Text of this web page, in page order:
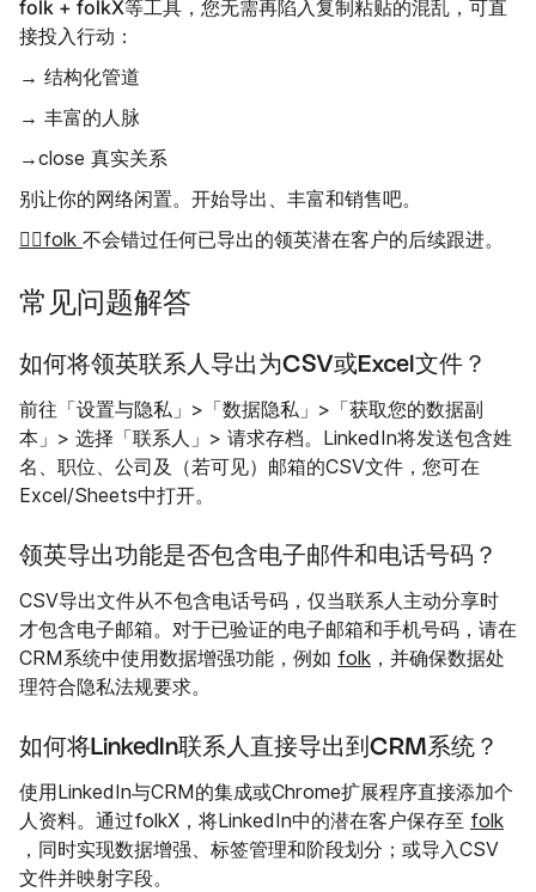
folk + folkX等工具，您无需再陷入复制粘贴的混乱，可直
接投入行动：
→ 结构化管道
→ 丰富的人脉
→close 真实关系
别让你的网络闲置。开始导出、丰富和销售吧。
👉🏼folk 不会错过任何已导出的领英潜在客户的后续跟进。
常见问题解答
如何将领英联系人导出为CSV或Excel文件？
前往「设置与隐私」>「数据隐私」>「获取您的数据副
本」> 选择「联系人」> 请求存档。LinkedIn将发送包含姓
名、职位、公司及（若可见）邮箱的CSV文件，您可在
Excel/Sheets中打开。
领英导出功能是否包含电子邮件和电话号码？
CSV导出文件从不包含电话号码，仅当联系人主动分享时
才包含电子邮箱。对于已验证的电子邮箱和手机号码，请在
CRM系统中使用数据增强功能，例如 folk ，并确保数据处
理符合隐私法规要求。
如何将LinkedIn联系人直接导出到CRM系统？
使用LinkedIn与CRM的集成或Chrome扩展程序直接添加个
人资料。通过folkX，将LinkedIn中的潜在客户保存至 folk
，同时实现数据增强、标签管理和阶段划分；或导入CSV
文件并映射字段。